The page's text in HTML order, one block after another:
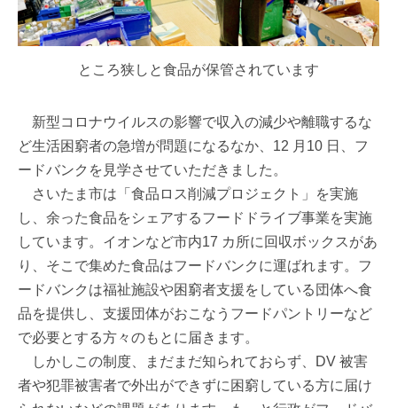
ところ狭しと食品が保管されています
新型コロナウイルスの影響で収入の減少や離職するな
ど生活困窮者の急増が問題になるなか、12 月10 日、フ
ードバンクを見学させていただきました。
さいたま市は「食品ロス削減プロジェクト」を実施
し、余った食品をシェアするフードドライブ事業を実施
しています。イオンなど市内17 カ所に回収ボックスがあ
り、そこで集めた食品はフードバンクに運ばれます。フ
ードバンクは福祉施設や困窮者支援をしている団体へ食
品を提供し、支援団体がおこなうフードパントリーなど
で必要とする方々のもとに届きます。
しかしこの制度、まだまだ知られておらず、DV 被害
者や犯罪被害者で外出ができずに困窮している方に届け